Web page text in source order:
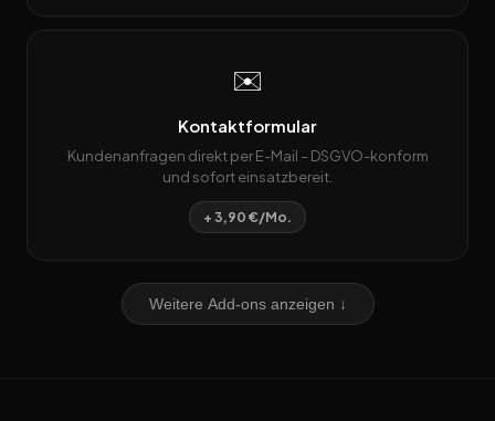
✉️
Kontaktformular
Kundenanfragen direkt per E-Mail – DSGVO-konform
und sofort einsatzbereit.
+ 3,90 €/Mo.
Weitere Add-ons anzeigen ↓